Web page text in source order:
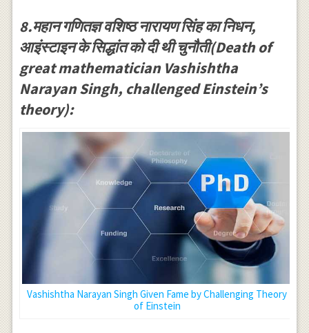
8.महान गणितज्ञ वशिष्ठ नारायण सिंह का निधन,
आइंस्टाइन के सिद्धांत को दी थी चुनौती(Death of
great mathematician Vashishtha
Narayan Singh, challenged Einstein’s
theory):
Vashishtha Narayan Singh Given Fame by Challenging Theory
of Einstein